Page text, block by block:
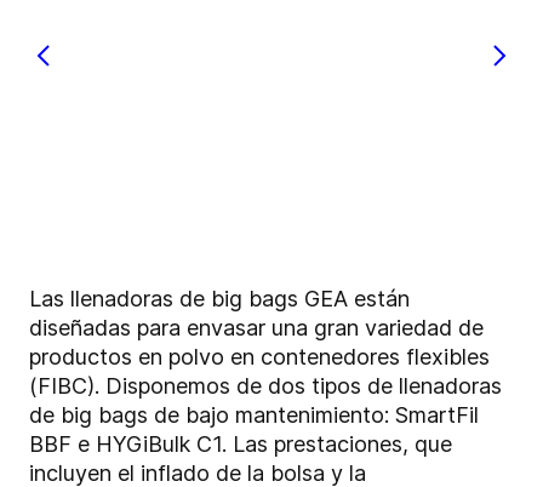
Las llenadoras de big bags GEA están
diseñadas para envasar una gran variedad de
productos en polvo en contenedores flexibles
(FIBC). Disponemos de dos tipos de llenadoras
de big bags de bajo mantenimiento: SmartFil
BBF e HYGiBulk C1. Las prestaciones, que
incluyen el inflado de la bolsa y la